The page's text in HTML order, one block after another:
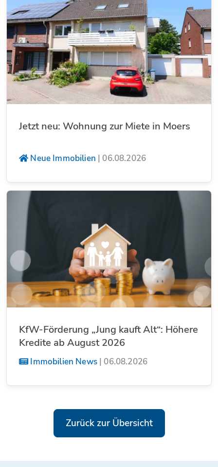
Jetzt neu: Wohnung zur Miete in Moers
Neue Immobilien | 06.08.2026
KfW-Förderung „Jung kauft Alt“: Höhere
Kredite ab August 2026
Immobilien News| 06.08.2026
Zurück zur Übersicht